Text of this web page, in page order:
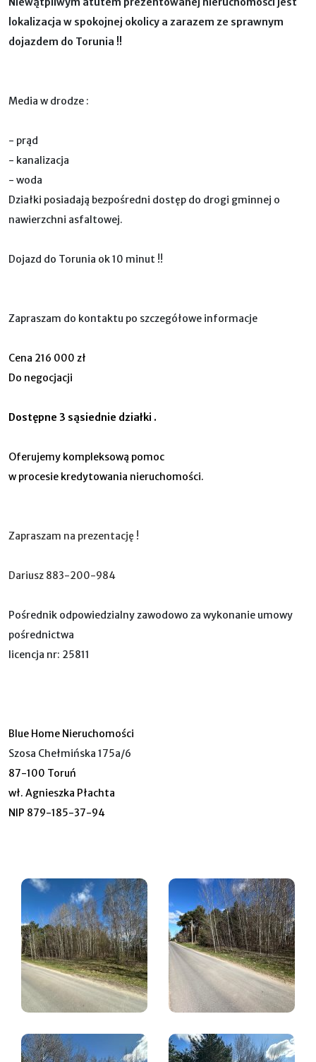
lokalizacja w spokojnej okolicy a zarazem ze sprawnym
dojazdem do Torunia !!
Media w drodze :
- prąd
- kanalizacja
- woda
Działki posiadają bezpośredni dostęp do drogi gminnej o
nawierzchni asfaltowej.
Dojazd do Torunia ok 10 minut !!
Zapraszam do kontaktu po szczegółowe informacje
Cena 216 000 zł
Do negocjacji
Dostępne 3 sąsiednie działki .
Oferujemy kompleksową pomoc
w procesie kredytowania nieruchomości.
Zapraszam na prezentację !
Dariusz 883-200-984
Pośrednik odpowiedzialny zawodowo za wykonanie umowy
pośrednictwa
licencja nr: 25811
Blue Home Nieruchomości
Szosa Chełmińska 175a/6
87-100 Toruń
wł. Agnieszka Płachta
NIP 879-185-37-94